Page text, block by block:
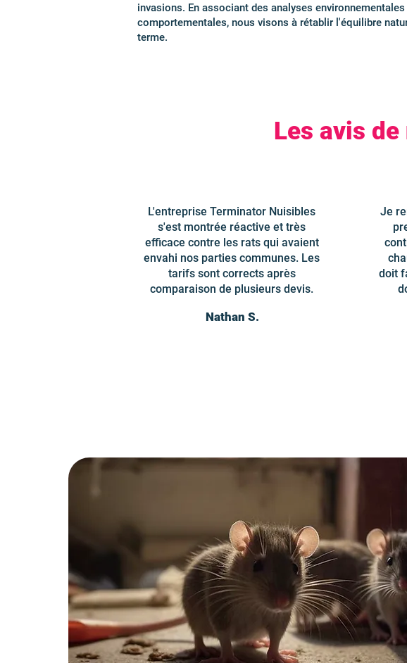
invasions. En associant des analyses
comportementales, nous visons à rétablir l'équilibre
terme.
Les avis
L'entreprise Terminator Nuisibles
s'est montrée réactive et très
efficace contre les rats qui avaient
envahi nos parties communes. Les
tarifs sont corrects après
comparaison de plusieurs devis.
Nathan S.
Je
doit